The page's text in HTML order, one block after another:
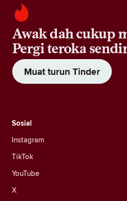
Awak dah cukup
Pergi teroka
Muat turun Tinder
Sosial
Instagram
TikTok
YouTube
X